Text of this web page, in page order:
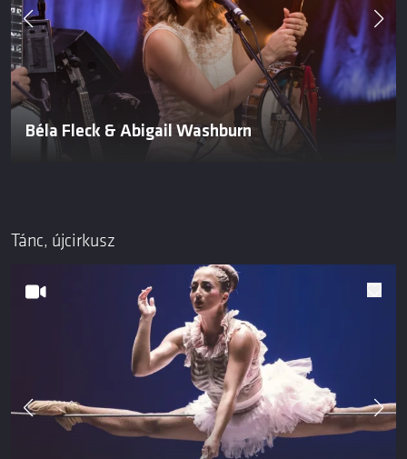
Béla Fleck & Abigail Washburn
Tánc, újcirkusz